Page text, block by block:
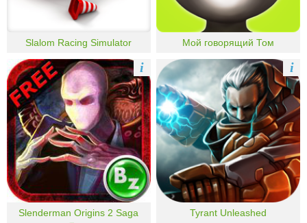
Slalom Racing Simulator Мой говорящий Том
Slenderman Origins 2 Saga
i
Tyrant Unleashed
i